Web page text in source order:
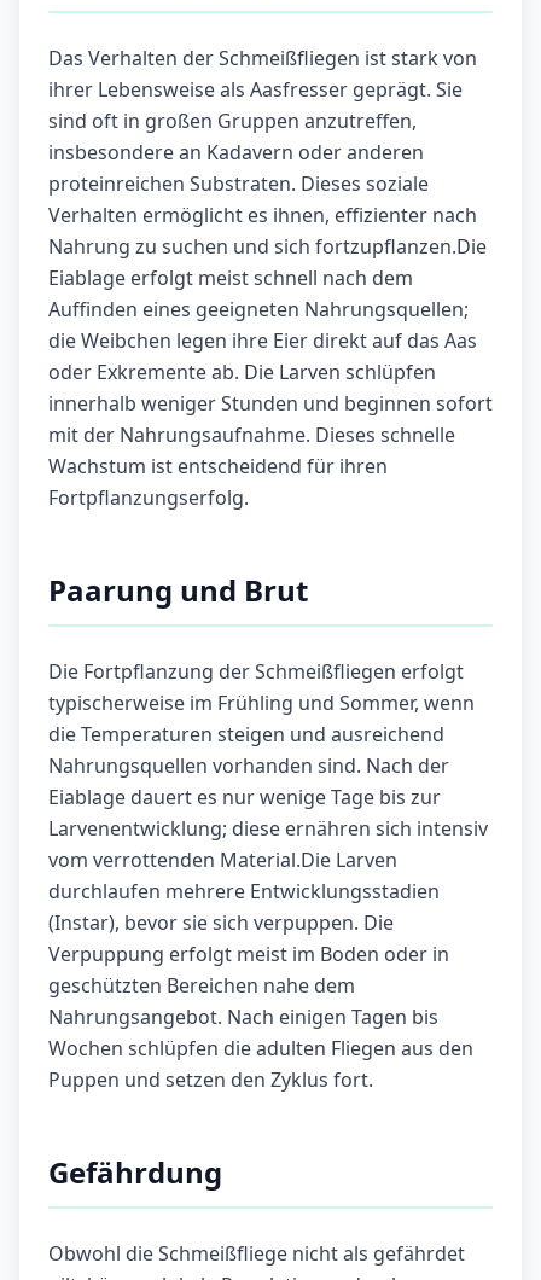
Das Verhalten der Schmeißfliegen ist stark von
ihrer Lebensweise als Aasfresser geprägt. Sie
sind oft in großen Gruppen anzutreffen,
insbesondere an Kadavern oder anderen
proteinreichen Substraten. Dieses soziale
Verhalten ermöglicht es ihnen, effizienter nach
Nahrung zu suchen und sich fortzupflanzen.Die
Eiablage erfolgt meist schnell nach dem
Auffinden eines geeigneten Nahrungsquellen;
die Weibchen legen ihre Eier direkt auf das Aas
oder Exkremente ab. Die Larven schlüpfen
innerhalb weniger Stunden und beginnen sofort
mit der Nahrungsaufnahme. Dieses schnelle
Wachstum ist entscheidend für ihren
Fortpflanzungserfolg.
Paarung und Brut
Die Fortpflanzung der Schmeißfliegen erfolgt
typischerweise im Frühling und Sommer, wenn
die Temperaturen steigen und ausreichend
Nahrungsquellen vorhanden sind. Nach der
Eiablage dauert es nur wenige Tage bis zur
Larvenentwicklung; diese ernähren sich intensiv
vom verrottenden Material.Die Larven
durchlaufen mehrere Entwicklungsstadien
(Instar), bevor sie sich verpuppen. Die
Verpuppung erfolgt meist im Boden oder in
geschützten Bereichen nahe dem
Nahrungsangebot. Nach einigen Tagen bis
Wochen schlüpfen die adulten Fliegen aus den
Puppen und setzen den Zyklus fort.
Gefährdung
Obwohl die Schmeißfliege nicht als gefährdet